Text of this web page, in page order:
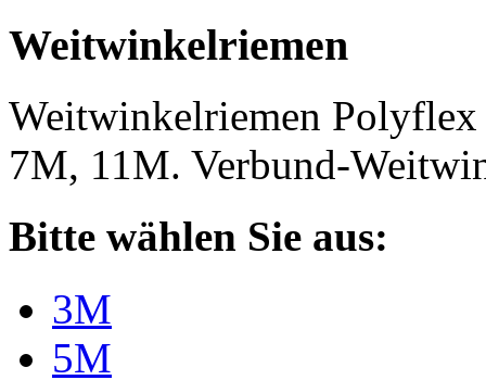
Weitwinkelriemen
Weitwinkelriemen
7M, 11M. Verbund-
Bitte wählen Sie aus:
3M
5M